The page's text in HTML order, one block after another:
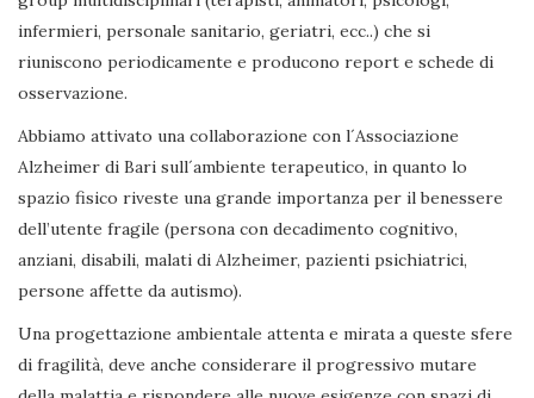
infermieri, personale sanitario, geriatri, ecc..) che si
riuniscono periodicamente e producono report e schede di
osservazione.
Abbiamo attivato una collaborazione con l´Associazione
Alzheimer di Bari sull´ambiente terapeutico, in quanto lo
spazio fisico riveste una grande importanza per il benessere
dell’utente fragile (persona con decadimento cognitivo,
anziani, disabili, malati di Alzheimer, pazienti psichiatrici,
persone affette da autismo).
Una progettazione ambientale attenta e mirata a queste sfere
di fragilità, deve anche considerare il progressivo mutare